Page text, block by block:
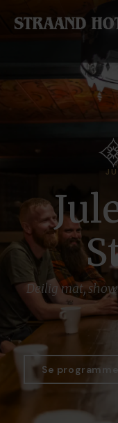
Deilig mat,
Se programmet